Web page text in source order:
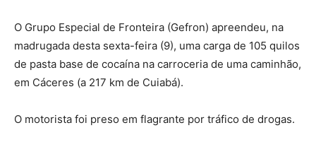
O Grupo Especial de Fronteira (Gefron) apreendeu, na
madrugada desta sexta-feira (9), uma carga de 105 quilos
de pasta base de cocaína na carroceria de uma caminhão,
em Cáceres (a 217 km de Cuiabá).
O motorista foi preso em flagrante por tráfico de drogas.